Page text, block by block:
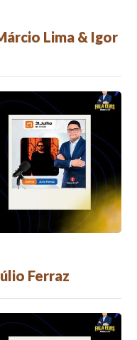
Lima & Igor
Ferraz